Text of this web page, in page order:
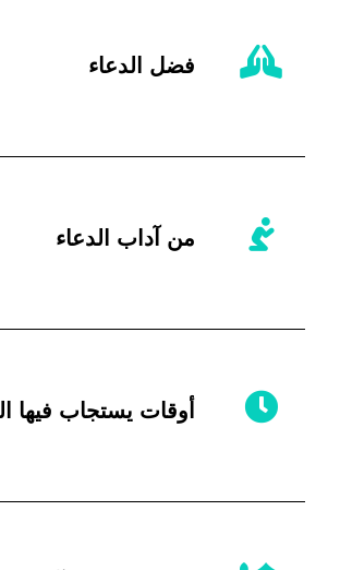
فضل الدعاء
من آداب الدعاء
أوقات يستجاب فيها